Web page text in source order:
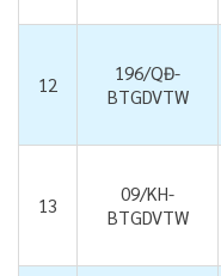
12
196/QĐ-
BTGDVTW
13
09/KH-
BTGDVTW